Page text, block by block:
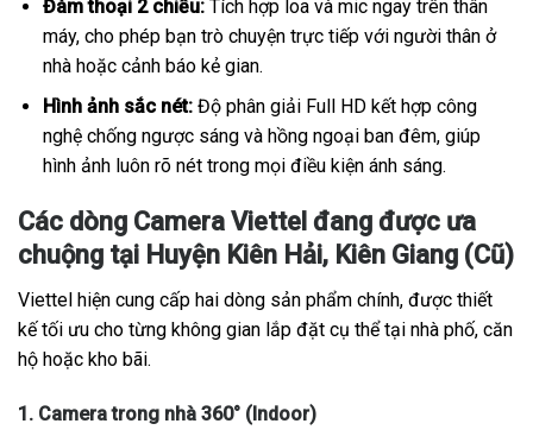
Đàm thoại 2 chiều:Tích hợp loa và mic ngay trên thân
máy, cho phép bạn trò chuyện trực tiếp với người thân ở
nhà hoặc cảnh báo kẻ gian.
Hình ảnh sắc nét:Độ phân giải Full HD kết hợp công
nghệ chống ngược sáng và hồng ngoại ban đêm, giúp
hình ảnh luôn rõ nét trong mọi điều kiện ánh sáng.
Các dòng Camera Viettel đang được ưa
chuộng tại Huyện Kiên Hải, Kiên Giang (Cũ)
Viettel hiện cung cấp hai dòng sản phẩm chính, được thiết
kế tối ưu cho từng không gian lắp đặt cụ thể tại nhà phố, căn
hộ hoặc kho bãi.
1. Camera trong nhà 360° (Indoor)